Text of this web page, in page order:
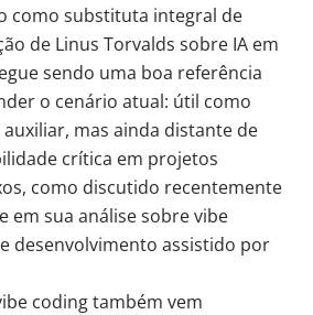
como substituta integral de
de Linus Torvalds sobre IA em
sendo uma boa referência
o cenário atual: útil como
mas ainda distante de
crítica em projetos
como discutido recentemente
em sua análise sobre vibe
desenvolvimento assistido por
coding também vem